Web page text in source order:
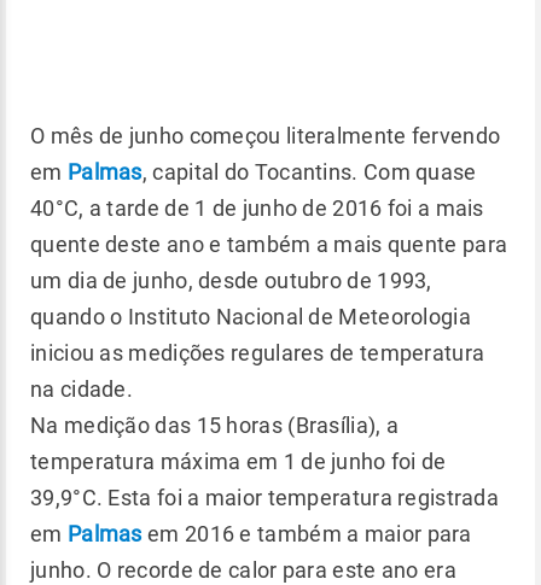
O mês de junho começou literalmente fervendo
em Palmas, capital do Tocantins. Com quase
40°C, a tarde de 1 de junho de 2016 foi a mais
quente deste ano e também a mais quente para
um dia de junho, desde outubro de 1993,
quando o Instituto Nacional de Meteorologia
iniciou as medições regulares de temperatura
na cidade.
Na medição das 15 horas (Brasília), a
temperatura máxima em 1 de junho foi de
39,9°C. Esta foi a maior temperatura registrada
em Palmasem 2016 e também a maior para
junho. O recorde de calor para este ano era